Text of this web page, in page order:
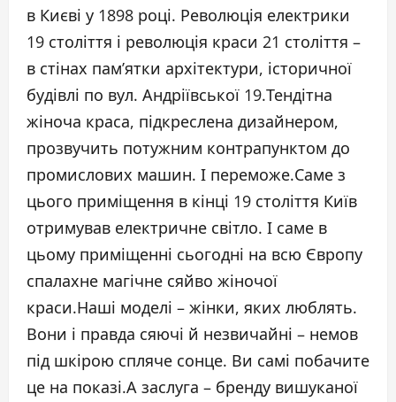
в Києві у 1898 році. Революція електрики
19 століття і революція краси 21 століття –
в стінах пам’ятки архітектури, історичної
будівлі по вул. Андріївської 19.Тендітна
жіноча краса, підкреслена дизайнером,
прозвучить потужним контрапунктом до
промислових машин. І переможе.Саме з
цього приміщення в кінці 19 століття Київ
отримував електричне світло. І саме в
цьому приміщенні сьогодні на всю Європу
спалахне магічне сяйво жіночої
краси.Наші моделі – жінки, яких люблять.
Вони і правда сяючі й незвичайні – немов
під шкірою спляче сонце. Ви самі побачите
це на показі.А заслуга – бренду вишуканої